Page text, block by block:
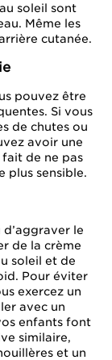
soleil sont
Même les
cutanée.
pouvez être
Si vous
de chutes ou
avoir une
fait de ne pas
plus sensible.
le
de la crème
soleil et de
Pour éviter
exercez un
avec un
enfants font
similaire,
et un